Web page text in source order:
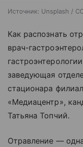
Источник: Unsplash /
Как распознать
врач-
заведующая
стационара
«Медиацентр»,
Татьяна Топчий.
Отравление —